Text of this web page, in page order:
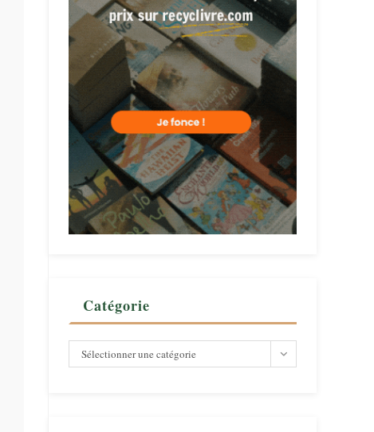
Catégorie
Catégorie
Sélectionner une catégorie